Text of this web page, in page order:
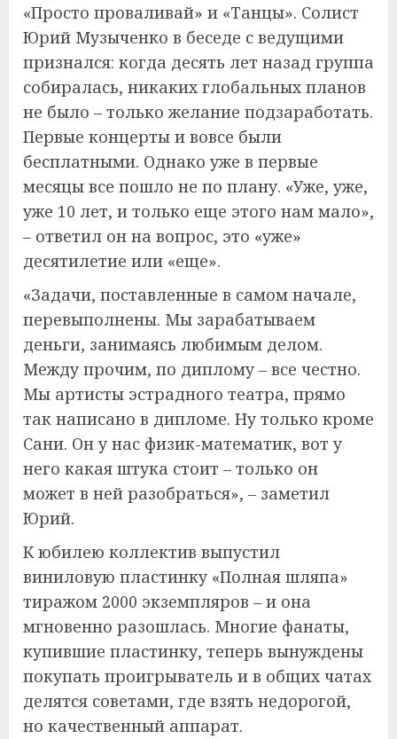
«Просто проваливай» и «Танцы». Солист
Юрий Музыченко в беседе с ведущими
признался: когда десять лет назад группа
собиралась, никаких глобальных планов
не было – только желание подзаработать.
Первые концерты и вовсе были
бесплатными. Однако уже в первые
месяцы все пошло не по плану. «Уже, уже,
уже 10 лет, и только еще этого нам мало»,
– ответил он на вопрос, это «уже»
десятилетие или «еще».
«Задачи, поставленные в самом начале,
перевыполнены. Мы зарабатываем
деньги, занимаясь любимым делом.
Между прочим, по диплому – все честно.
Мы артисты эстрадного театра, прямо
так написано в дипломе. Ну только кроме
Сани. Он у нас физик-математик, вот у
него какая штука стоит – только он
может в ней разобраться», – заметил
Юрий.
К юбилею коллектив выпустил
виниловую пластинку «Полная шляпа»
тиражом 2000 экземпляров – и она
мгновенно разошлась. Многие фанаты,
купившие пластинку, теперь вынуждены
покупать проигрыватель и в общих чатах
делятся советами, где взять недорогой,
но качественный аппарат.